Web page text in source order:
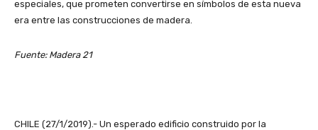
especiales, que prometen convertirse en símbolos de esta nueva
era entre las construcciones de madera.
Fuente: Madera 21
CHILE (27/1/2019).- Un esperado edificio construido por la